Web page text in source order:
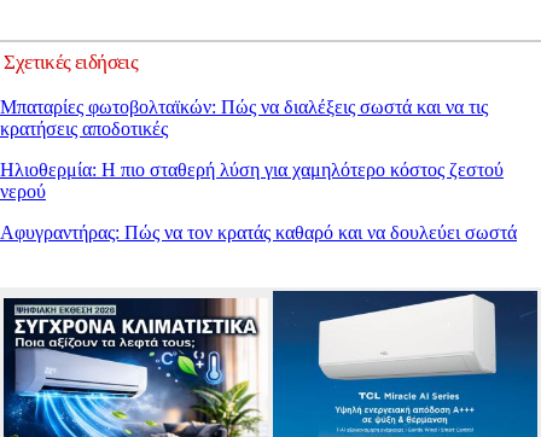
Σχετικές ειδήσεις
Μπαταρίες φωτοβολταϊκών: Πώς να διαλέξεις σωστά και να τις
κρατήσεις αποδοτικές
Ηλιοθερμία: Η πιο σταθερή λύση για χαμηλότερο κόστος ζεστού
νερού
Αφυγραντήρας: Πώς να τον κρατάς καθαρό και να δουλεύει σωστά